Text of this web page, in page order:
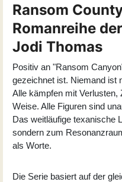
Ransom
Romanreihe
Jodi Thomas
Positiv an "Ransom
gezeichnet ist. Niemand ist
Alle kämpfen mit Verlusten,
Weise. Alle Figuren sind
Das weitläufige texanische
sondern zum
als Worte.
Die Serie basiert auf der